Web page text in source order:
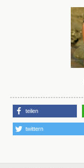
teilen
twittern